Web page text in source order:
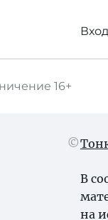
16+
В
на